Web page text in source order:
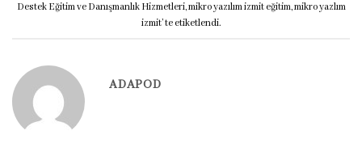
Destek Eğitim ve Danışmanlık Hizmetleri,mikro yazılım izmit eğitim,mikro yazlım
izmit’ te etiketlendi.
ADAPOD